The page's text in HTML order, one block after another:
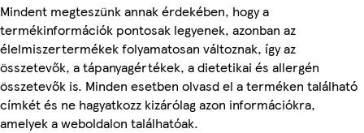
Mindent megteszünk annak érdekében, hogy a
termékinformációk pontosak legyenek, azonban az
élelmiszertermékek folyamatosan változnak, így az
összetevők, a tápanyagértékek, a dietetikai és allergén
összetevők is. Minden esetben olvasd el a terméken található
címkét és ne hagyatkozz kizárólag azon információkra,
amelyek a weboldalon találhatóak.